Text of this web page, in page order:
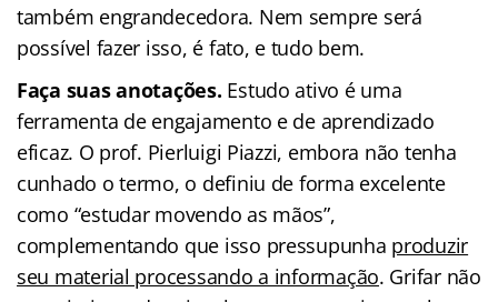
também engrandecedora. Nem sempre será
possível fazer isso, é fato, e tudo bem.
Faça suas anotações. Estudo ativo é uma
ferramenta de engajamento e de aprendizado
eficaz. O prof. Pierluigi Piazzi, embora não tenha
cunhado o termo, o definiu de forma excelente
como “estudar movendo as mãos”,
complementando que isso pressupunha produzir
seu material processando a informação. Grifar não